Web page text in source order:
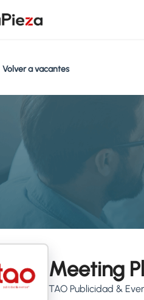
Volver a vacantes
Meeting
TAO Publicidad &